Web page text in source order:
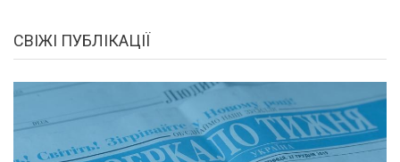
СВІЖІ ПУБЛІКАЦІЇ